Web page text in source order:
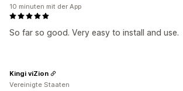
So far so good. Very easy to install and use.
10 minuten mit der App
Kingi viZion
Vereinigte Staaten